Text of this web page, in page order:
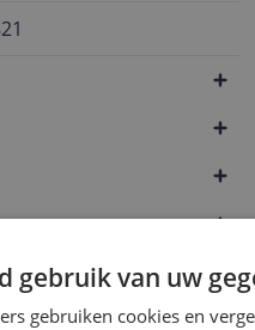
gebruik van uw
gebruiken cookies en